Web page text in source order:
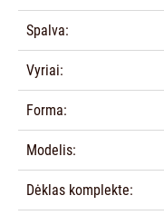
Spalva:
Vyriai:
Forma:
Modelis:
Dėklas komplekte: